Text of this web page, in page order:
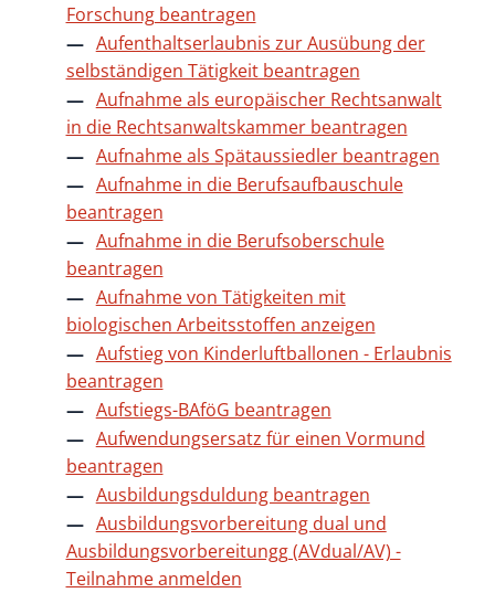
Forschung beantragen
Aufenthaltserlaubnis zur Ausübung der
selbständigen Tätigkeit beantragen
Aufnahme als europäischer Rechtsanwalt
in die Rechtsanwaltskammer beantragen
Aufnahme als Spätaussiedler beantragen
Aufnahme in die Berufsaufbauschule
beantragen
Aufnahme in die Berufsoberschule
beantragen
Aufnahme von Tätigkeiten mit
biologischen Arbeitsstoffen anzeigen
Aufstieg von Kinderluftballonen - Erlaubnis
beantragen
Aufstiegs-BAföG beantragen
Aufwendungsersatz für einen Vormund
beantragen
Ausbildungsduldung beantragen
Ausbildungsvorbereitung dual und
Ausbildungsvorbereitungg (AVdual/AV) -
Teilnahme anmelden